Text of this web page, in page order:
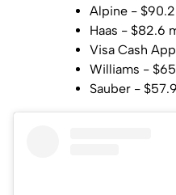
Alpine -
Haas - $82.6
Visa Cash
Williams -
Sauber -